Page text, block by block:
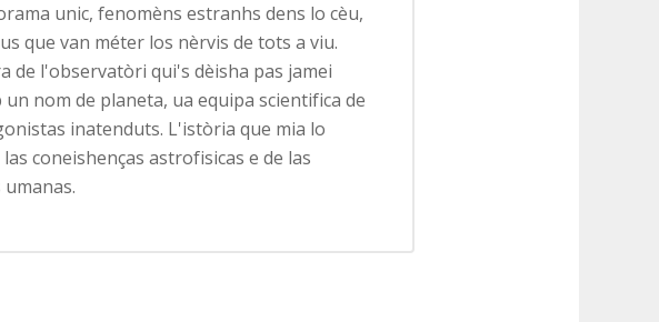
unic, fenomèns estranhs dens lo cèu,
que van méter los nèrvis de tots a viu.
de l'observatòri qui's dèisha pas jamei
nom de planeta, ua equipa scientifica de
inatenduts. L'istòria que mia lo
coneishenças astrofisicas e de las